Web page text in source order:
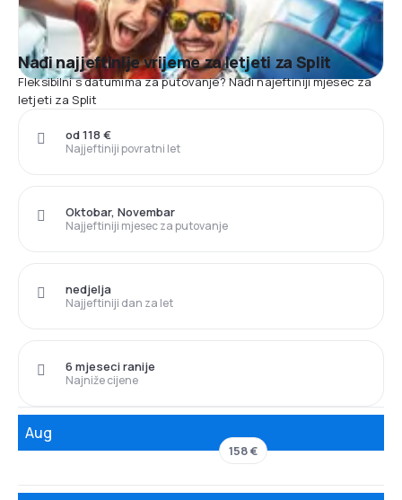
Nađi najjeftinije vrijeme za letjeti za Split
Fleksibilni s datumima za putovanje? Nađi najeftiniji mjesec za
letjeti za Split
Najjeftiniji povratni let
od 118 €
Najjeftiniji mjesec za putovanje
Oktobar, Novembar
Najjeftiniji dan za let
nedjelja
Najniže cijene
6 mjeseci ranije
Aug
158 €